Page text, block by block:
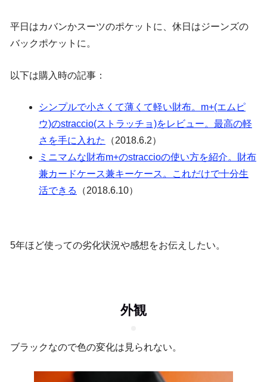
平日はカバンかスーツのポケットに、休日はジーンズの
バックポケットに。
以下は購入時の記事：
シンプルで小さくて薄くて軽い財布。m+(エムピ
ウ)のstraccio(ストラッチョ)をレビュー。最高の軽
さを手に入れた
（2018.6.2）
ミニマムな財布m+のstraccioの使い方を紹介。財布
兼カードケース兼キーケース。これだけで十分生
活できる
（2018.6.10）
5年ほど使っての劣化状況や感想をお伝えしたい。
外観
ブラックなので色の変化は見られない。